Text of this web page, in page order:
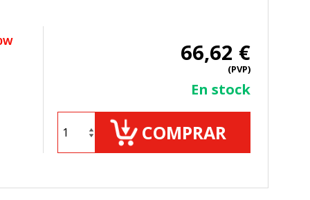
66,62 €
(PVP)
En stock
COMPRAR